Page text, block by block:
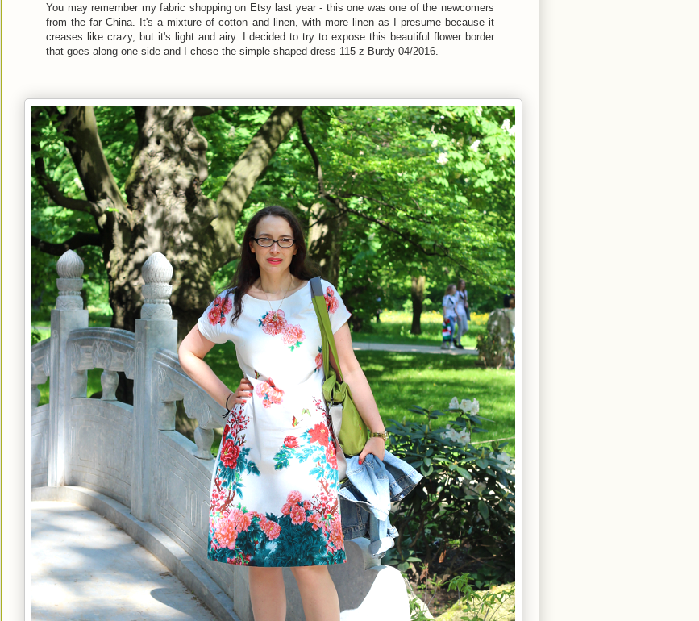
You may remember my fabric shopping on Etsy last year - this one was one of the newcomers
from the far China. It's a mixture of cotton and linen, with more linen as I presume because it
creases like crazy, but it's light and airy. I decided to try to expose this beautiful flower border
that goes along one side and I chose the simple shaped dress 115 z Burdy 04/2016.